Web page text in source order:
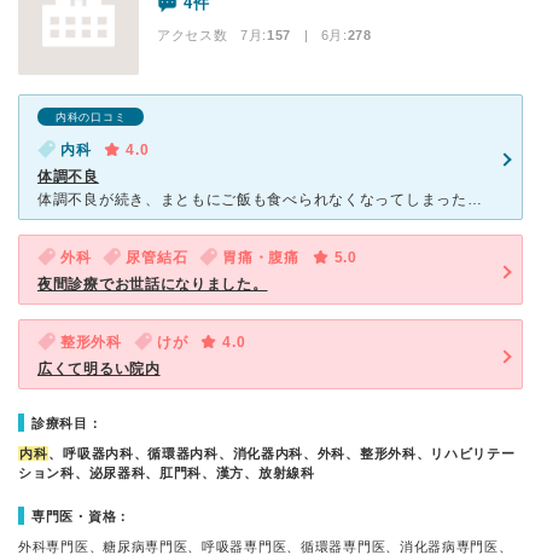
アクセス数 7月:157 | 6月:278
内科の口コミ
内科
4.0
体調不良
体調不良が続き、まともにご飯も食べられなくなってしまったので受診しました。 夏だったので夏バテと疲労がたまっているのかもということで、まずは回復するために点滴をしていただきました。吐き気もあったので
外科 尿管結石 胃痛・腹痛
5.0
夜間診療でお世話になりました。
整形外科 けが
4.0
広くて明るい院内
診療科目：
内科、呼吸器内科、循環器内科、消化器内科、外科、整形外科、リハビリテー
ション科、泌尿器科、肛門科、漢方、放射線科
専門医・資格：
外科専門医、糖尿病専門医、呼吸器専門医、循環器専門医、消化器病専門医、